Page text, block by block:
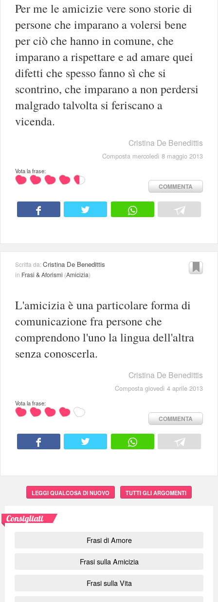
Per me le amicizie vere sono storie di
persone che imparano a volersi bene
per ciò che hanno in comune, che
imparano a rispettare e ad amare quei
difetti che spesso fanno sì che si
scontrino, che imparano a non perdersi
malgrado talvolta si feriscano a
vicenda.
Cristina De Benedittis
Composta mercoledì 8 maggio 2013
Vota la frase:
COMMENTA
Scritta da:Cristina De Benedittis
in Frasi & Aforismi (Amicizia)
L'amicizia è una particolare forma di
comunicazione fra persone che
comprendono l'uno la lingua dell'altra
senza conoscerla.
Cristina De Benedittis
Composta giovedì 4 aprile 2013
Vota la frase:
COMMENTA
LEGGI QUALCOSA DI NUOVO TUTTI GLI ARGOMENTI
Consigliati
Frasi di Amore
Frasi sulla Amicizia
Frasi sulla Vita